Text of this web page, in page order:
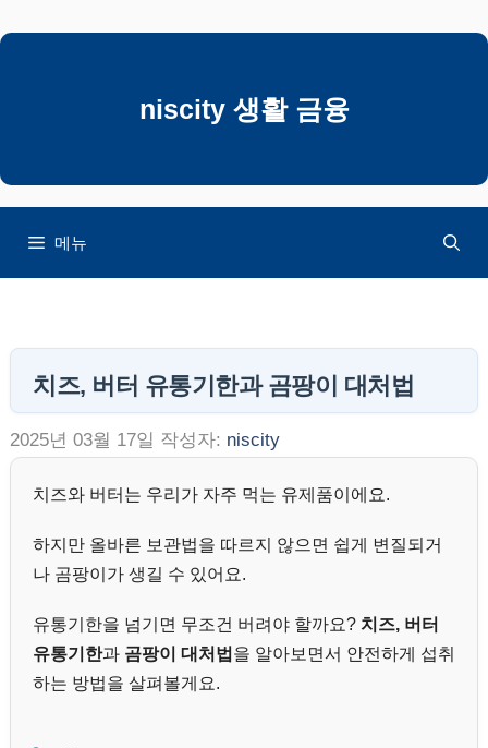
텐
뛰
niscity 생활 금융
메뉴
치즈, 버터 유통기한과 곰팡이 대처법
2025년 03월 17일 작성자: niscity
치즈와 버터는 우리가 자주 먹는 유제품이에요.
하지만 올바른 보관법을 따르지 않으면 쉽게 변질되거
나 곰팡이가 생길 수 있어요.
유통기한을 넘기면 무조건 버려야 할까요? 치즈, 버터
유통기한과 곰팡이 대처법 을 알아보면서 안전하게 섭취
하는 방법을 살펴볼게요.